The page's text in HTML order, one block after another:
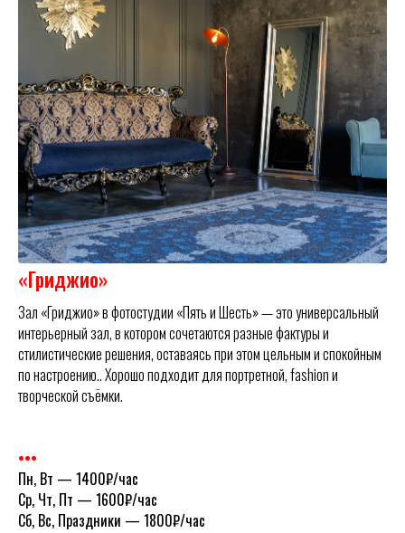
«Гриджио»
Зал «Гриджио» в фотостудии «Пять и Шесть» — это универсальный
интерьерный зал, в котором сочетаются разные фактуры и
стилистические решения, оставаясь при этом цельным и спокойным
по настроению.. Хорошо подходит для портретной, fashion и
творческой съёмки.
•••
Пн, Вт — 1400₽/час
Ср, Чт, Пт — 1600₽/час
Сб, Вс, Праздники — 1800₽/час